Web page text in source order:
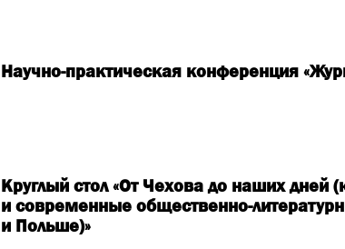
Научно-практическая конференция
Круглый стол «От Чехова до наших дней
и современные общественно-
и Польше)»